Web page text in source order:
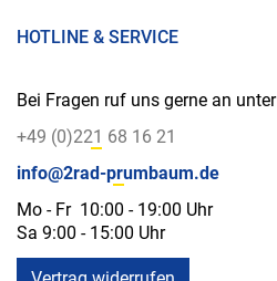
HOTLINE & SERVICE
Bei Fragen ruf uns gerne an unter
+49 (0)221 68 16 21
info@2rad-prumbaum.de
Mo - Fr 10:00 - 19:00 Uhr
Sa 9:00 - 15:00 Uhr